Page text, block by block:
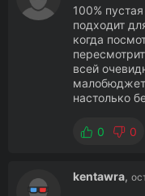
100%
подходит
когда
всей
настолько
0 0
kentawra,